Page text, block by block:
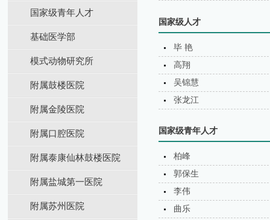
国家级青年人才
基础医学部
模式动物研究所
附属鼓楼医院
附属金陵医院
附属口腔医院
附属泰康仙林鼓楼医院
附属盐城第⼀医院
附属苏州医院
国家级人才
毕 艳
高翔
吴锦慧
张龙江
国家级青年人才
柏峰
郭保生
李伟
曲乐